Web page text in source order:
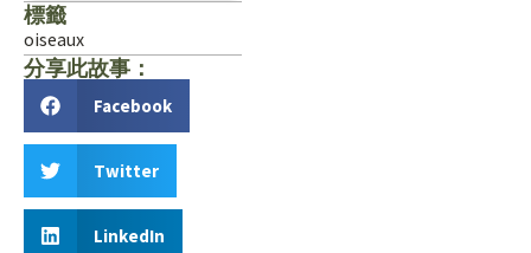
標籤
oiseaux
分享此故事：
Facebook
Twitter
LinkedIn